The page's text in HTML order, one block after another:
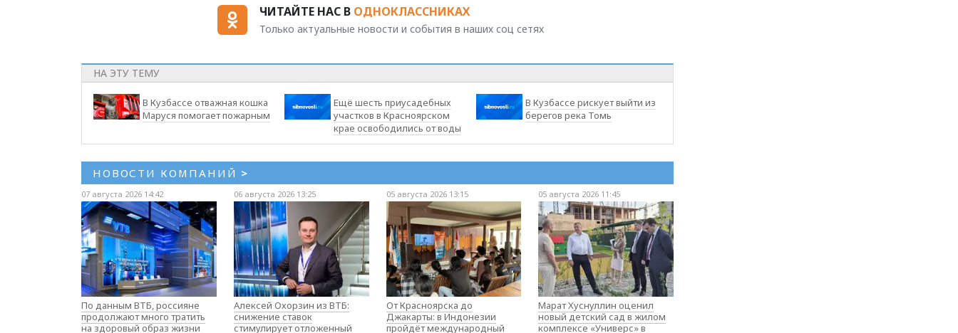
ЧИТАЙТЕ НАС В ОДНОКЛАССНИКАХ
Только актуальные новости и события в наших соц сетях
НА ЭТУ ТЕМУ
В Кузбассе отважная кошка
Маруся помогает пожарным
Ещё шесть приусадебных
участков в Красноярском
крае освободились от воды
В Кузбассе рискует выйти из
берегов река Томь
НОВОСТИ КОМПАНИЙ >
07 августа 2026 14:42
По данным ВТБ, россияне
продолжают много тратить
на здоровый образ жизни
06 августа 2026 13:25
Алексей Охорзин из ВТБ:
снижение ставок
стимулирует отложенный
05 августа 2026 13:15
От Красноярска до
Джакарты: в Индонезии
пройдёт международный
05 августа 2026 11:45
Марат Хуснуллин оценил
новый детский сад в жилом
комплексе «Универс» в